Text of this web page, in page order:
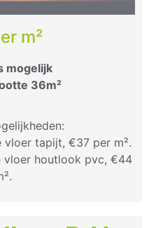
m²
mogelijk
36m²
vloer tapijt, €37 per m².
vloer houtlook pvc, €44